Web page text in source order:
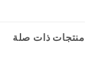
منتجات ذات صلة